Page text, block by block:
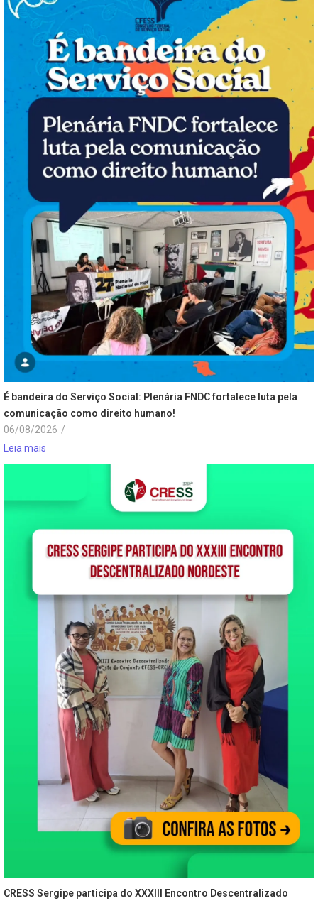
É bandeira do Serviço Social: Plenária FNDC fortalece luta pela
comunicação como direito humano!
06/08/2026 /
Leia mais
CRESS Sergipe participa do XXXIII Encontro Descentralizado